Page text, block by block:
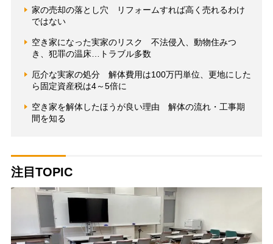
家の売却の落とし穴 リフォームすれば高く売れるわけ
ではない
空き家になった実家のリスク 不法侵入、動物住みつ
き、犯罪の温床…トラブル多数
厄介な実家の処分 解体費用は100万円単位、更地にした
ら固定資産税は4～5倍に
空き家を解体したほうが良い理由 解体の流れ・工事期
間を知る
注目TOPIC